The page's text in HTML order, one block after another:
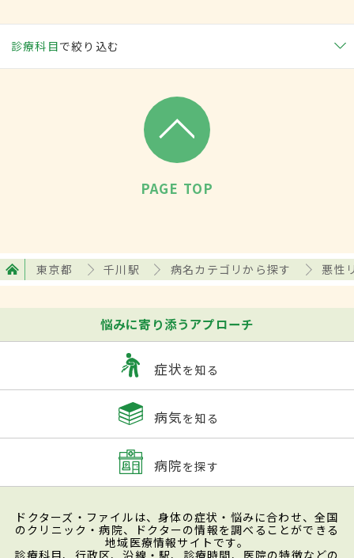
診療科目で絞り込む
PAGE TOP
東京都 千川駅 病名カテゴリから探す 悪性
悩みに寄り添うアプローチ
症状を知る
病気を知る
病院を探す
ドクターズ・ファイルは、身体の症状・悩みに合わせ、全国
のクリニック・病院、ドクターの情報を調べることができる
地域医療情報サイトです。